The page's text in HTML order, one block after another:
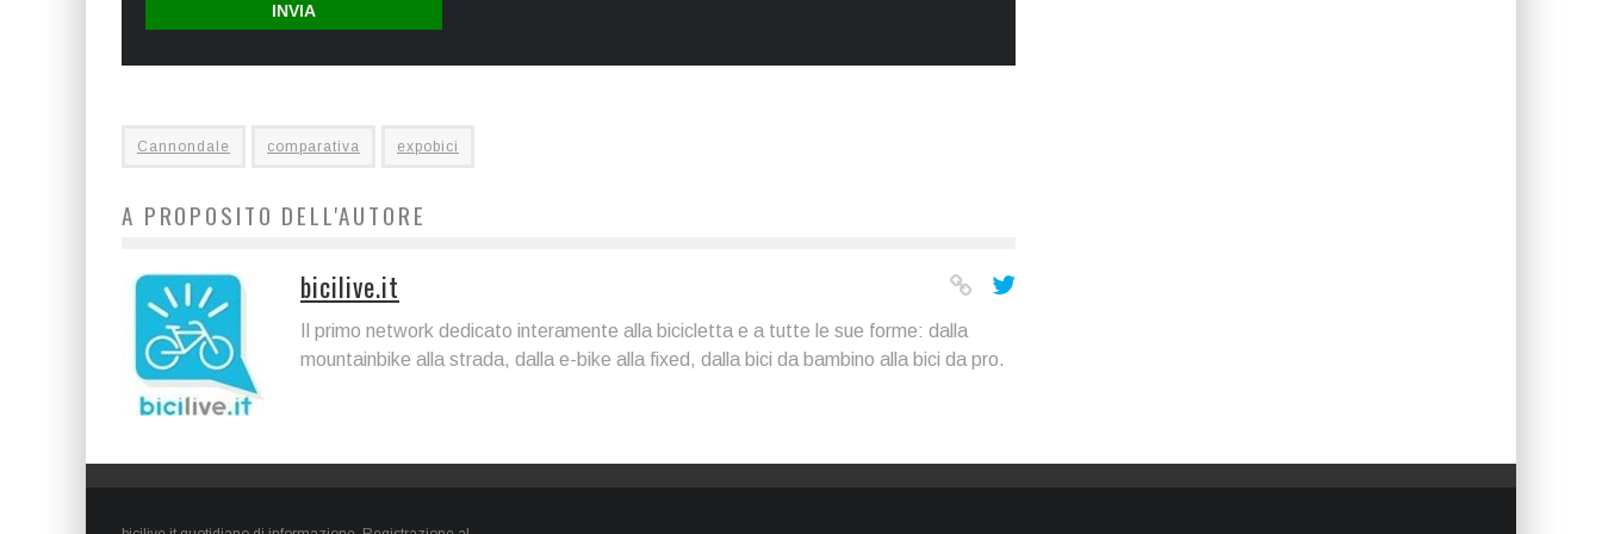
Cannondale comparativa expobici
A PROPOSITO DELL'AUTORE
bicilive.it
Il primo network dedicato interamente alla bicicletta e a tutte le sue forme: dalla
mountainbike alla strada, dalla e-bike alla fixed, dalla bici da bambino alla bici da pro.